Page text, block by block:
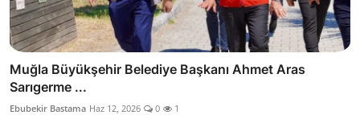
Muğla Büyükşehir Belediye Başkanı Ahmet Aras
Sarıgerme ...
Ebubekir Bastama Haz 12, 2026 0 1